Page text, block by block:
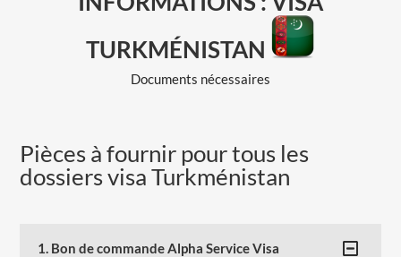
TURKMÉNISTAN
Documents nécessaires
Pièces à fournir pour tous les
dossiers visa Turkménistan
1. Bon de commande Alpha Service Visa